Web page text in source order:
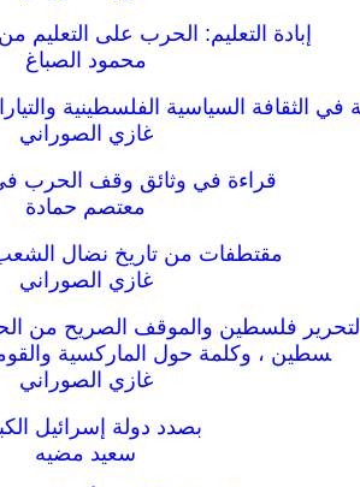
إبادة التعليم: الحرب على التعليم
محمود الصباغ
في الثقافة السياسية الفلسطينية
غازي الصوراني
قراءة في وثائق وقف الحرب
معتصم حمادة
مقتطفات من تاريخ نضال
غازي الصوراني
لتحرير فلسطين والموقف الصريح من
سطين ، وكلمة حول الماركسية
غازي الصوراني
بصدد دولة إسرائيل
سعيد مضيه